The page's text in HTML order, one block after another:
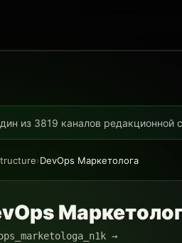
из 3819 каналов
›DevOps Маркетолога
→